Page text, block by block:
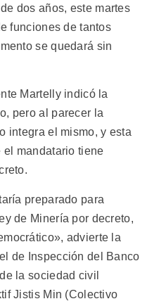
dos años, este martes
funciones de tantos
se quedará sin
Martelly indicó la
pero al parecer la
integra el mismo, y esta
mandatario tiene
preparado para
de Minería por decreto,
advierte la
de Inspección del Banco
la sociedad civil
Jistis Min (Colectivo